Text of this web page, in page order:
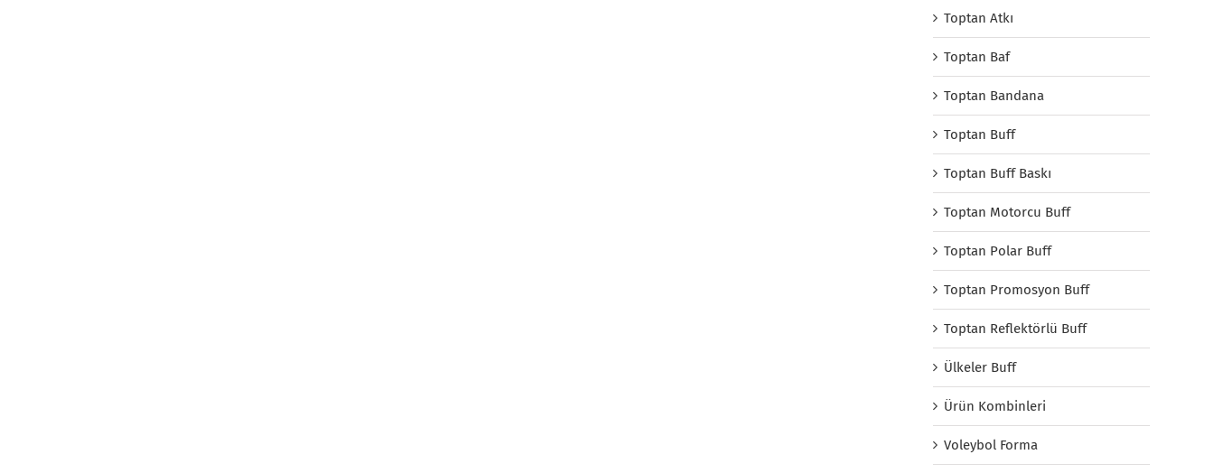
Toptan Atkı
Toptan Baf
Toptan Bandana
Toptan Buff
Toptan Buff Baskı
Toptan Motorcu Buff
Toptan Polar Buff
Toptan Promosyon Buff
Toptan Reflektörlü Buff
Ülkeler Buff
Ürün Kombinleri
Voleybol Forma